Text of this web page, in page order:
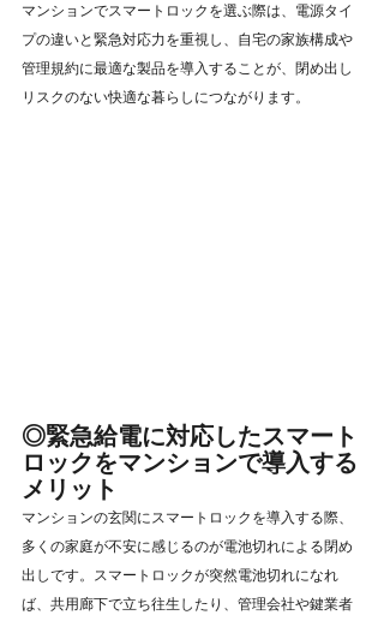
マンションでスマートロックを選ぶ際は、電源タイ
プの違いと緊急対応力を重視し、自宅の家族構成や
管理規約に最適な製品を導入することが、閉め出し
リスクのない快適な暮らしにつながります。
◎緊急給電に対応したスマート
ロックをマンションで導入する
メリット
マンションの玄関にスマートロックを導入する際、
多くの家庭が不安に感じるのが電池切れによる閉め
出しです。スマートロックが突然電池切れになれ
ば、共用廊下で立ち往生したり、管理会社や鍵業者